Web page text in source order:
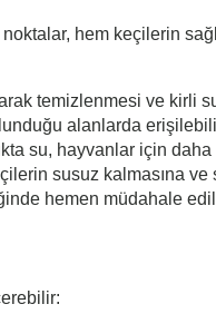
hem keçilerin
temizlenmesi ve kirli
alanlarda
su, hayvanlar için
susuz kalmasına ve
hemen müdahale